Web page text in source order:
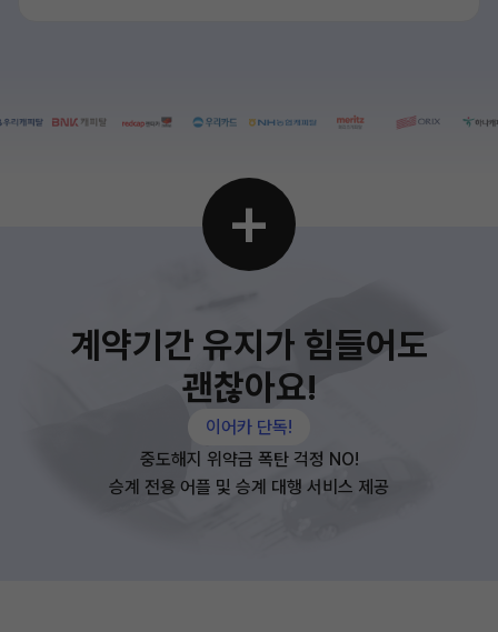
+
계약기간 유지가 힘들어도
괜찮아요!
이어카 단독!
중도해지 위약금 폭탄 걱정 NO!
승계 전용 어플 및 승계 대행 서비스 제공